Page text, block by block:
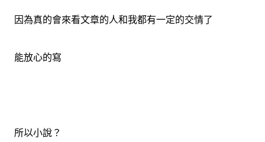
因為真的會來看文章的人和我都有一定的交情了
能放心的寫
所以小說？